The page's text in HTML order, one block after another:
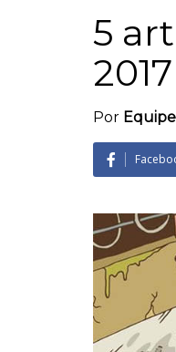
5
2017
Por